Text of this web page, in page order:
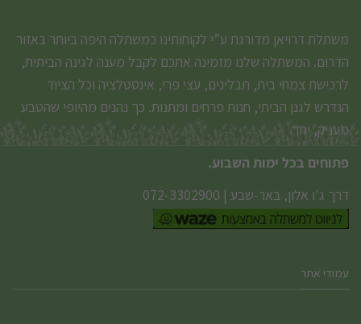
משתלת דרויאן מדורגת ע”י לקוחותינו כמשתלה היפה ביותר באזור
הדרום. המשתלה שלנו מזמינה אתכם לקבל מענה לגינה הביתית,
לרכישת צמחי בית, תבלינים, עצי פרי, אינסטלציה וכל הציוד
הנדרש לגנן הביתי, חנות פרחים ומתנות. כך נהנים מהיופי שהטבע
מעניק, יחד.
פתוחים בכל ימות השבוע.
דרך ג'ו אלון, באר-שבע |
072-3302900
עמודי אתר